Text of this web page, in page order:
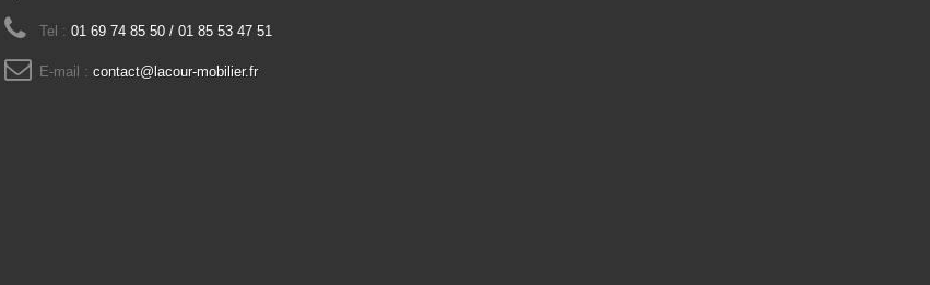
Tel : 01 69 74 85 50 / 01 85 53 47 51
E-mail : contact@lacour-mobilier.fr